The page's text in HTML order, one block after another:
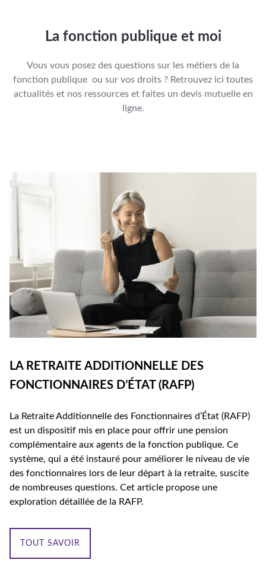
La fonction publique et moi
Vous vous posez des questions sur les métiers de la
fonction publique ou sur vos droits ? Retrouvez ici toutes
actualités et nos ressources et faites un devis mutuelle en
ligne.
LA RETRAITE ADDITIONNELLE DES
FONCTIONNAIRES D’ÉTAT (RAFP)
La Retraite Additionnelle des Fonctionnaires d’État (RAFP)
est un dispositif mis en place pour offrir une pension
complémentaire aux agents de la fonction publique. Ce
système, qui a été instauré pour améliorer le niveau de vie
des fonctionnaires lors de leur départ à la retraite, suscite
de nombreuses questions. Cet article propose une
exploration détaillée de la RAFP.
TOUT SAVOIR